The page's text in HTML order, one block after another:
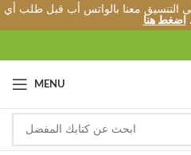
التنسيق معنا بالواتس أب قبل طلب أي
اضغط هنا
MENU